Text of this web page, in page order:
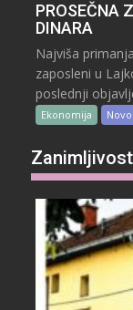
PROSEČNA
DINARA
Najviša
zaposleni u
poslednji
Ekonomija